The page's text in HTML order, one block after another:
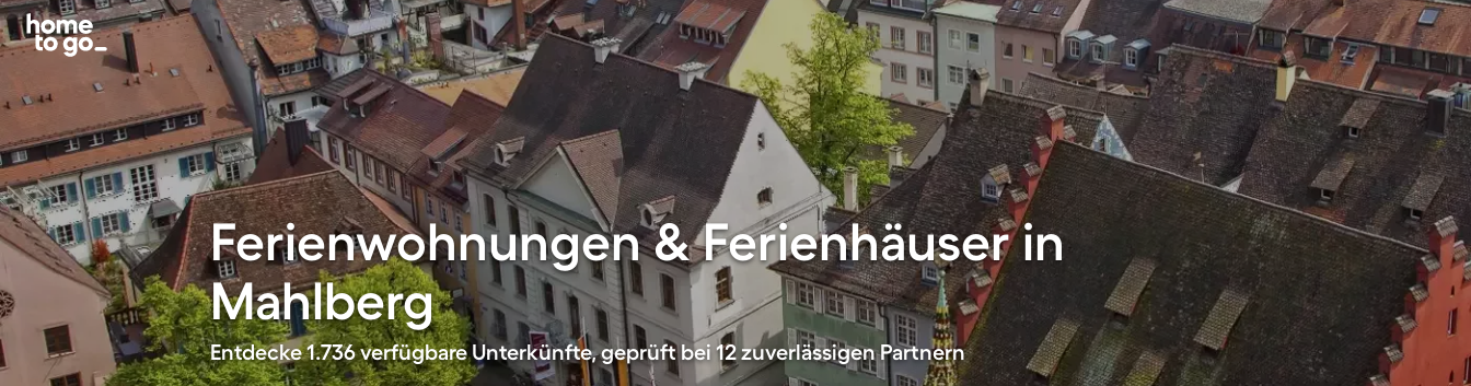
Ferienwohnungen & Ferienhäuser in
Mahlberg
Entdecke 1.736 verfügbare Unterkünfte, geprüft bei 12 zuverlässigen Partnern